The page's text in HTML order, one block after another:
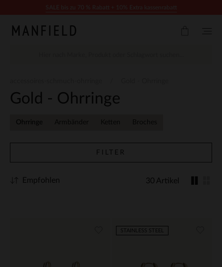
Gold - Ohrringe
Ohrringe Armbänder Ketten Broches
FILTER
30 Artikel
Empfohlen
STAINLESS STEEL